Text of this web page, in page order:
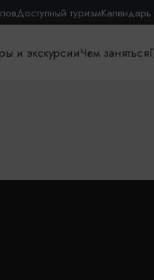
Доступный туризм
и экскурсииЧем заняться